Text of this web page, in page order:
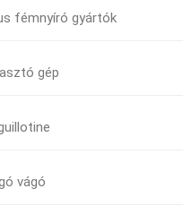
fémnyíró gyártók
gép
vágó